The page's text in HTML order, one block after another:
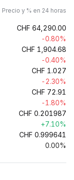
Precio y % en 24 horas
CHF 64,290.00
-0.80%
CHF 1,904.68
-0.40%
CHF 1.027
-2.30%
CHF 72.91
-1.80%
CHF 0.201987
+7.10%
CHF 0.999641
0.00%